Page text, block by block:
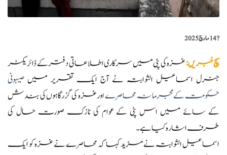
?️14 مارچ 2025
سچ خبریں:غزہ کی پٹی میں سرکاری اطلاعاتی دفتر کے ڈائریکٹر
جنرل اسماعیل الثوابتہ نے آج ایک تقریر میں صیہونی
حکومت کے مجرمانہ محاصرےاور غزہ کی گزرگاہوں کی بندش
کے سائے میں اس پٹی کے عوام کی نازک صورت حال کی
طرف اشارہ کیا ہے۔
اسماعیل الثوابتہ نے مزید کہا کہ محاصرے نے غزہ کو ایک